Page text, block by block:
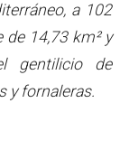
a 102
14,73 km² y
gentilicio de
y fornaleras.